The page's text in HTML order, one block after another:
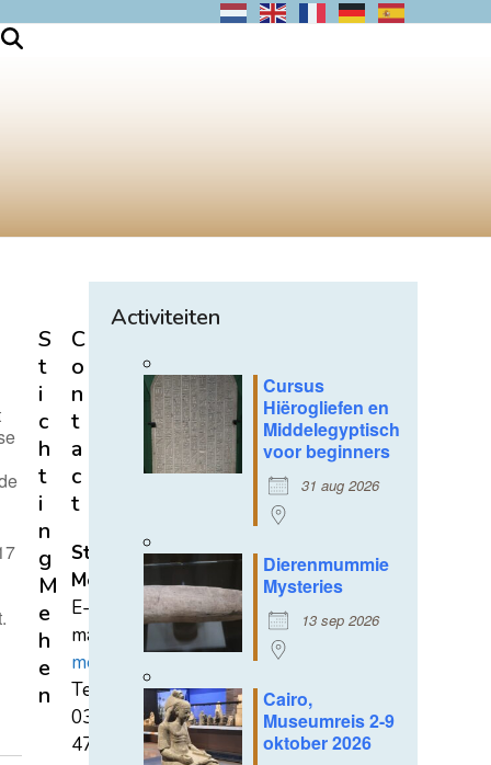
Activiteiten
Cursus
Hiërogliefen en
Middelegyptisch
voor beginners
31 aug 2026
Dierenmummie
Mysteries
13 sep 2026
Cairo,
Museumreis 2-9
oktober 2026
S
t
i
c
h
t
i
n
g
M
e
h
e
n
C
o
n
t
a
c
t
Stichting
Mehen
E-
mail:
mehen@hetnet.nl
Tel.:
0318-
471689